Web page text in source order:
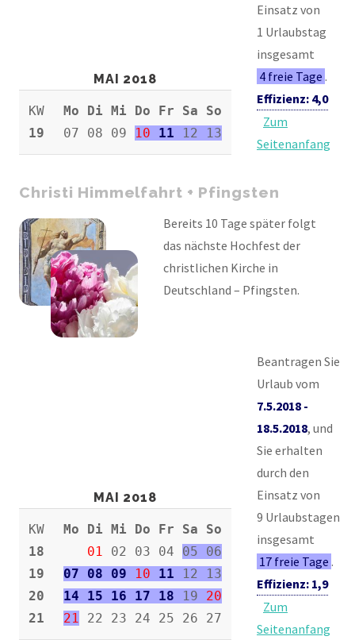
MAI 2018
KW
19
Mo Di Mi Do Fr Sa So
07 08 09
10 11 12 13
Einsatz von
1 Urlaubstag
insgesamt
4 freie Tage .
Effizienz: 4,0
Zum
Seitenanfang
Christi Himmelfahrt + Pfingsten
Bereits 10 Tage später folgt
das nächste Hochfest der
christlichen Kirche in
Deutschland – Pfingsten.
MAI 2018
KW
18
19
20
21
Mo Di Mi Do Fr Sa So
01 02 03 04 05 06
07 08 09
10 11 12 13
14 15 16
17 18 19 20
21 22 23 24 25 26 27
Beantragen Sie
Urlaub vom
7.5.2018 -
18.5.2018, und
Sie erhalten
durch den
Einsatz von
9 Urlaubstagen
insgesamt
17 freie Tage .
Effizienz: 1,9
Zum
Seitenanfang